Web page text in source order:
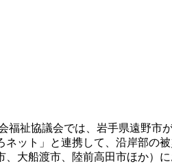
福祉協議会では、岩手県遠野市
ネット」と連携して、沿岸部の
、大船渡市、陸前高田市ほか）